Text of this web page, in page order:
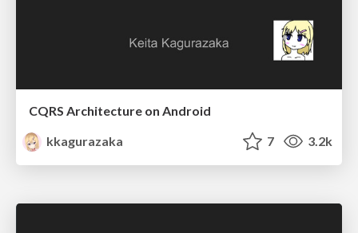
CQRS Architecture on Android
kkagurazaka
7 3.2k